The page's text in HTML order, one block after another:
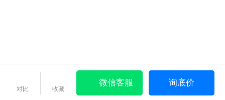
对比 收藏
微信客服 询底价